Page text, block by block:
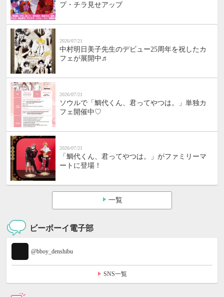
プ・チラ見せアップ
2026/07/21
中村明日美子先生のデビュー25周年を祝したカ
フェが展開中♬
2026/07/21
ソウルで「鯛代くん、君ってやつは。」単独カ
フェ開催中♡
2026/07/21
「鯛代くん、君ってやつは。」がファミリーマ
ートに登場！
一覧
ビーボーイ電子部
@bboy_denshibu
SNS一覧